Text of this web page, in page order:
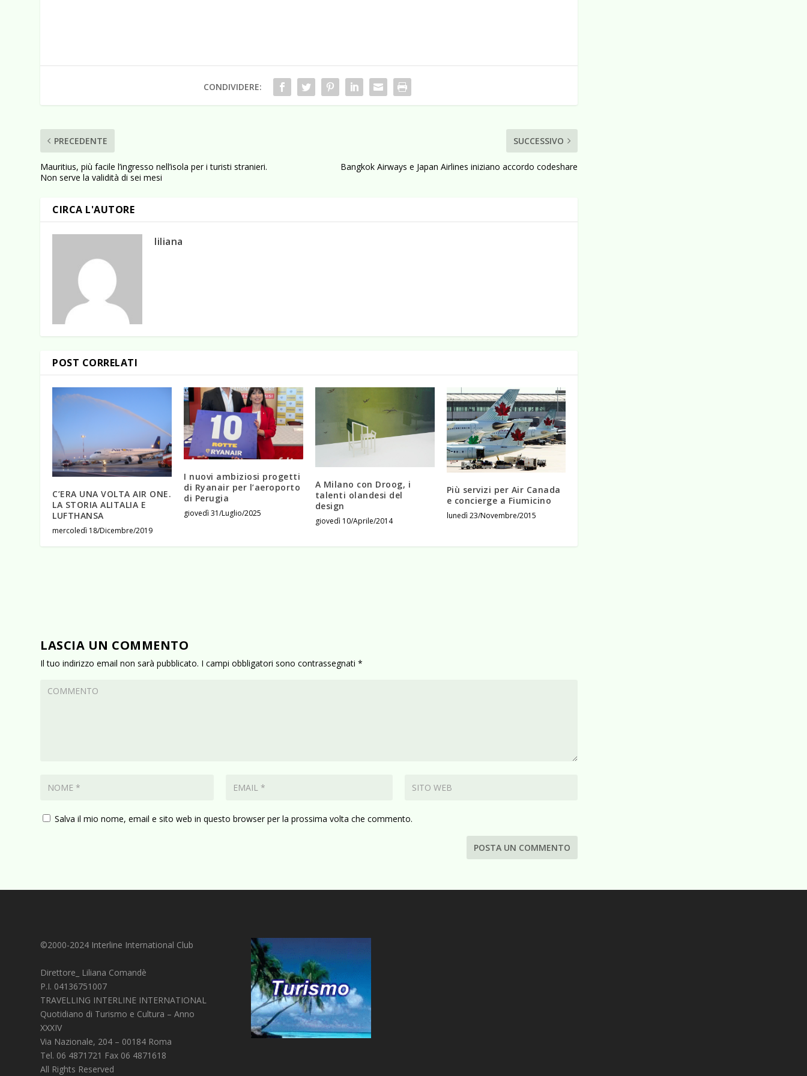
CONDIVIDERE:
PRECEDENTE
Mauritius, più facile l’ingresso nell’isola per i turisti stranieri.
Non serve la validità di sei mesi
SUCCESSIVO
Bangkok Airways e Japan Airlines iniziano accordo codeshare
CIRCA L'AUTORE
liliana
POST CORRELATI
C’ERA UNA VOLTA AIR ONE.
LA STORIA ALITALIA E
LUFTHANSA
mercoledì 18/Dicembre/2019
I nuovi ambiziosi progetti
di Ryanair per l’aeroporto
di Perugia
giovedì 31/Luglio/2025
A Milano con Droog, i
talenti olandesi del
design
giovedì 10/Aprile/2014
Più servizi per Air Canada
e concierge a Fiumicino
lunedì 23/Novembre/2015
LASCIA UN COMMENTO
Il tuo indirizzo email non sarà pubblicato. I campi obbligatori sono contrassegnati*
Salva il mio nome, email e sito web in questo browser per la prossima volta che commento.
©2000-2024 Interline International Club
Direttore_ Liliana Comandè
P.I. 04136751007
TRAVELLING INTERLINE INTERNATIONAL
Quotidiano di Turismo e Cultura – Anno
XXXIV
Via Nazionale, 204 – 00184 Roma
Tel. 06 4871721 Fax 06 4871618
All Rights Reserved